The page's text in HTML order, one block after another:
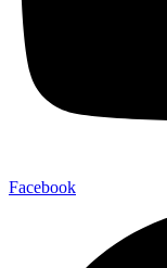
Facebook